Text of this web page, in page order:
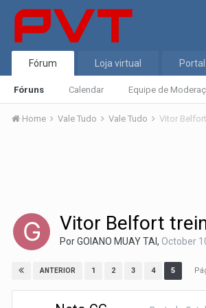
Fórum
Fóruns Calendar Equipe de
Loja virtual
Home Vale Tudo Vale Tudo Vitor
Vitor Belfort
PorGOIANO MUAY TAI , October
ANTERIOR 1 2 3 4 5